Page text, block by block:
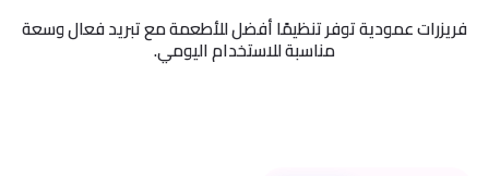
فريزرات عمودية توفر تنظيمًا أفضل للأطعمة مع تبريد فعال وسعة
مناسبة للاستخدام اليومي.